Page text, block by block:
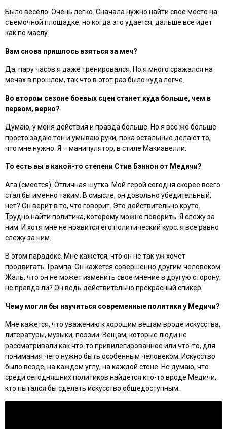
Было весело. Очень легко. Сначала нужно найти свое место на
съемочной площадке, но когда это удается, дальше все идет
как по маслу.
Вам снова пришлось взяться за меч?
Да, пару часов я даже тренировался. Но я много сражался на
мечах в прошлом, так что в этот раз было куда легче.
Во втором сезоне боевых сцен станет куда больше, чем в
первом, верно?
Думаю, у меня действия и правда больше. Но я все же больше
просто задаю тон и умываю руки, пока остальные делают то,
что мне нужно. Я – манипулятор, в стиле Макиавелли.
То есть вы в какой-то степени Стив Бэннон от Медичи?
Ага (смеется). Отличная шутка. Мой герой сегодня скорее всего
стал бы именно таким. В смысле, он довольно убедительный,
нет? Он верит в то, что говорит. Это действительно круто.
Трудно найти политика, которому можно поверить. Я слежу за
ним. И хотя мне не нравится его политический курс, я все равно
слежу за ним.
В этом парадокс. Мне кажется, что он не так уж хочет
продвигать Трампа. Он кажется совершенно другим человеком.
Жаль, что он не может изменить свое мнение в другую сторону,
не правда ли? Он ведь действительно прекрасный спикер.
Чему могли бы научиться современные политики у Медичи?
Мне кажется, что уважению к хорошим вещам вроде искусства,
литературы, музыки, поэзии. Вещам, которые люди не
рассматривали как что-то привилегированное или что-то, для
понимания чего нужно быть особенным человеком. Искусство
было везде, на каждом углу, на каждой стене. Не думаю, что
среди сегодняшних политиков найдется кто-то вроде Медичи,
кто пытался бы сделать искусство общедоступным.